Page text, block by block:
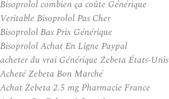
Bisoprolol combien ça coûte Générique
Veritable Bisoprolol Pas Cher
Bisoprolol Bas Prix Générique
Bisoprolol Achat En Ligne Paypal
acheter du vrai Générique Zebeta États-Unis
Acheté Zebeta Bon Marché
Achat Zebeta 2.5 mg Pharmacie France